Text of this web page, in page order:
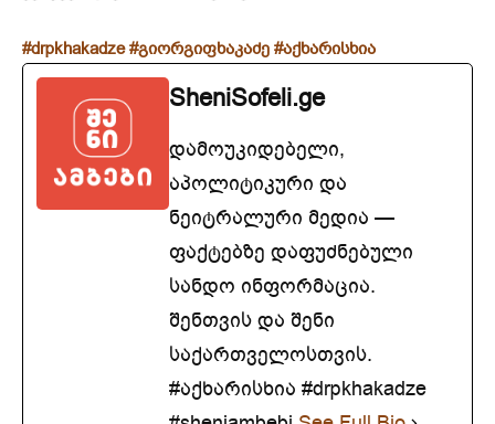
#drpkhakadze #გიორგიფხაკაძე #აქხარისხია
SheniSofeli.ge
დამოუკიდებელი,
აპოლიტიკური და
ნეიტრალური მედია —
ფაქტებზე დაფუძნებული
სანდო ინფორმაცია.
შენთვის და შენი
საქართველოსთვის.
#აქხარისხია #drpkhakadze